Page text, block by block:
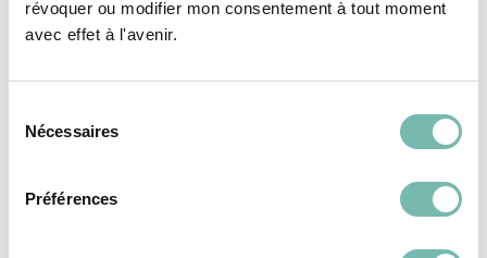
révoquer ou modifier mon consentement à tout moment
avec effet à l'avenir.
Nécessaires
Préférences
REVÊTEMENTS DE